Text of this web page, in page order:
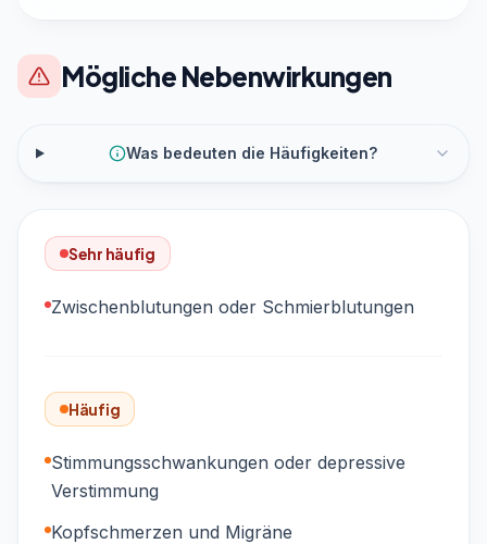
Mögliche Nebenwirkungen
Was bedeuten die Häufigkeiten?
Sehr häufig
Zwischenblutungen oder Schmierblutungen
Häufig
Stimmungsschwankungen oder depressive
Verstimmung
Kopfschmerzen und Migräne